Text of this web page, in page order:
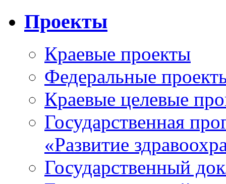
Проекты
Краевые проекты
Федеральные
Краевые целевые
Государственная
«Развитие
Государственный